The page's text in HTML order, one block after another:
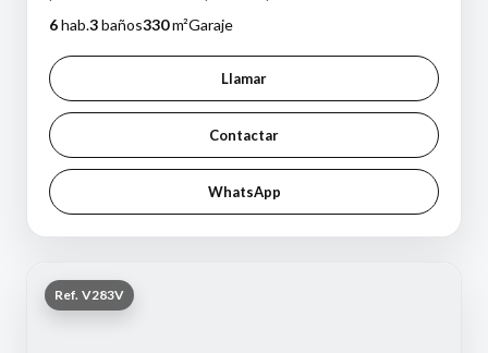
6hab.3baños330m²Garaje
Llamar
Contactar
WhatsApp
Ref. V283V